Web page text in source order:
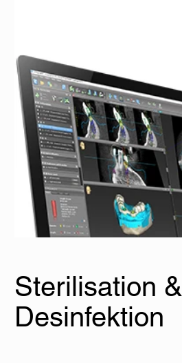
Sterilisation &
Desinfektion